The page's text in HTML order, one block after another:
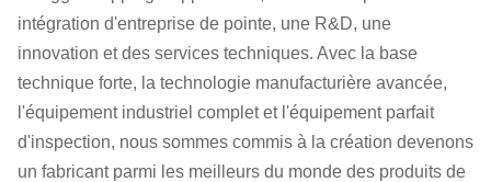
intégration d'entreprise de pointe, une R&D, une
innovation et des services techniques. Avec la base
technique forte, la technologie manufacturière avancée,
l'équipement industriel complet et l'équipement parfait
d'inspection, nous sommes commis à la création devenons
un fabricant parmi les meilleurs du monde des produits de